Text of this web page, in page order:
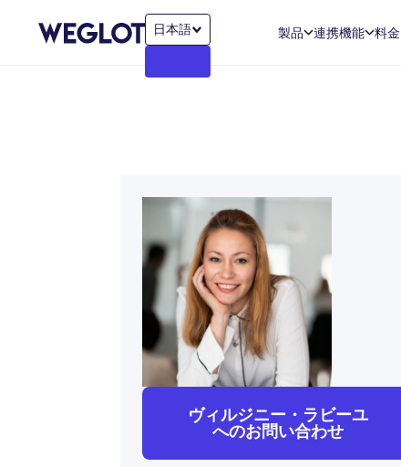
日本語 製品 連携機能 料金
ヴィルジニー・ラビーユ
へのお問い合わせ